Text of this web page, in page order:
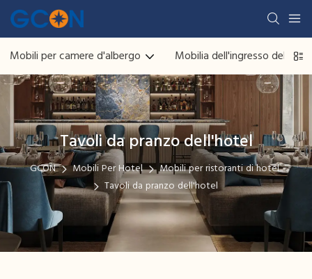
Mobili per camere d'albergo Mobilia dell'ingresso
Tavoli da pranzo dell'hotel
GCON Mobili Per Hotel
Mobili per ristoranti di hotel
Tavoli da pranzo dell'hotel